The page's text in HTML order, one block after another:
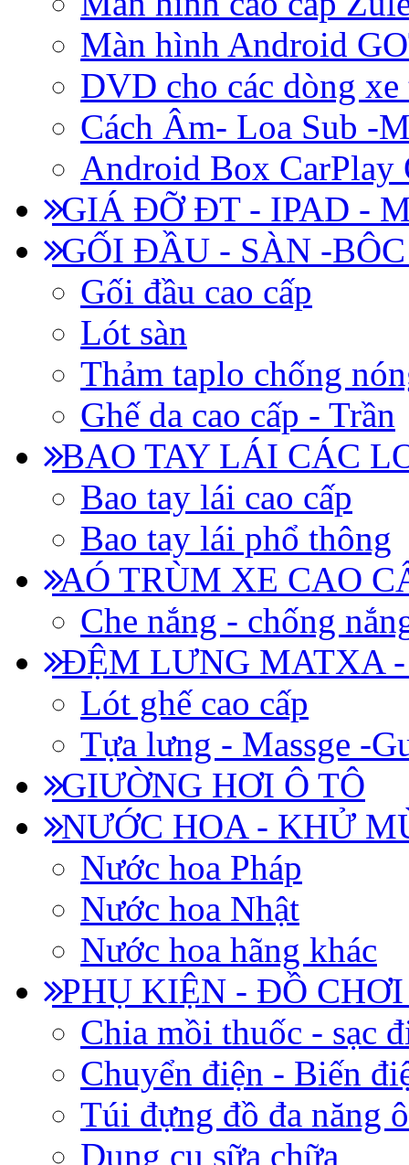
Màn hình Android
DVD cho các dòng
Cách Âm- Loa Sub -
Android Box CarPlay
GIÁ ĐỠ ĐT - IPAD -
GỐI ĐẦU - SÀN -
Gối đầu cao cấp
Lót sàn
Thảm taplo chống
Ghế da cao cấp - Trần
BAO TAY LÁI CÁC
Bao tay lái cao cấp
Bao tay lái phổ thông
AÓ TRÙM XE CAO
Che nắng - chống
ĐỆM LƯNG MATXA -
Lót ghế cao cấp
Tựa lưng - Massge -
GIƯỜNG HƠI Ô TÔ
NƯỚC HOA - KHỬ
Nước hoa Pháp
Nước hoa Nhật
Nước hoa hãng khác
PHỤ KIỆN - ĐỒ
Chia mồi thuốc - sạc
Chuyển điện - Biến
Túi đựng đồ đa năng
Dụng cụ sữa chữa